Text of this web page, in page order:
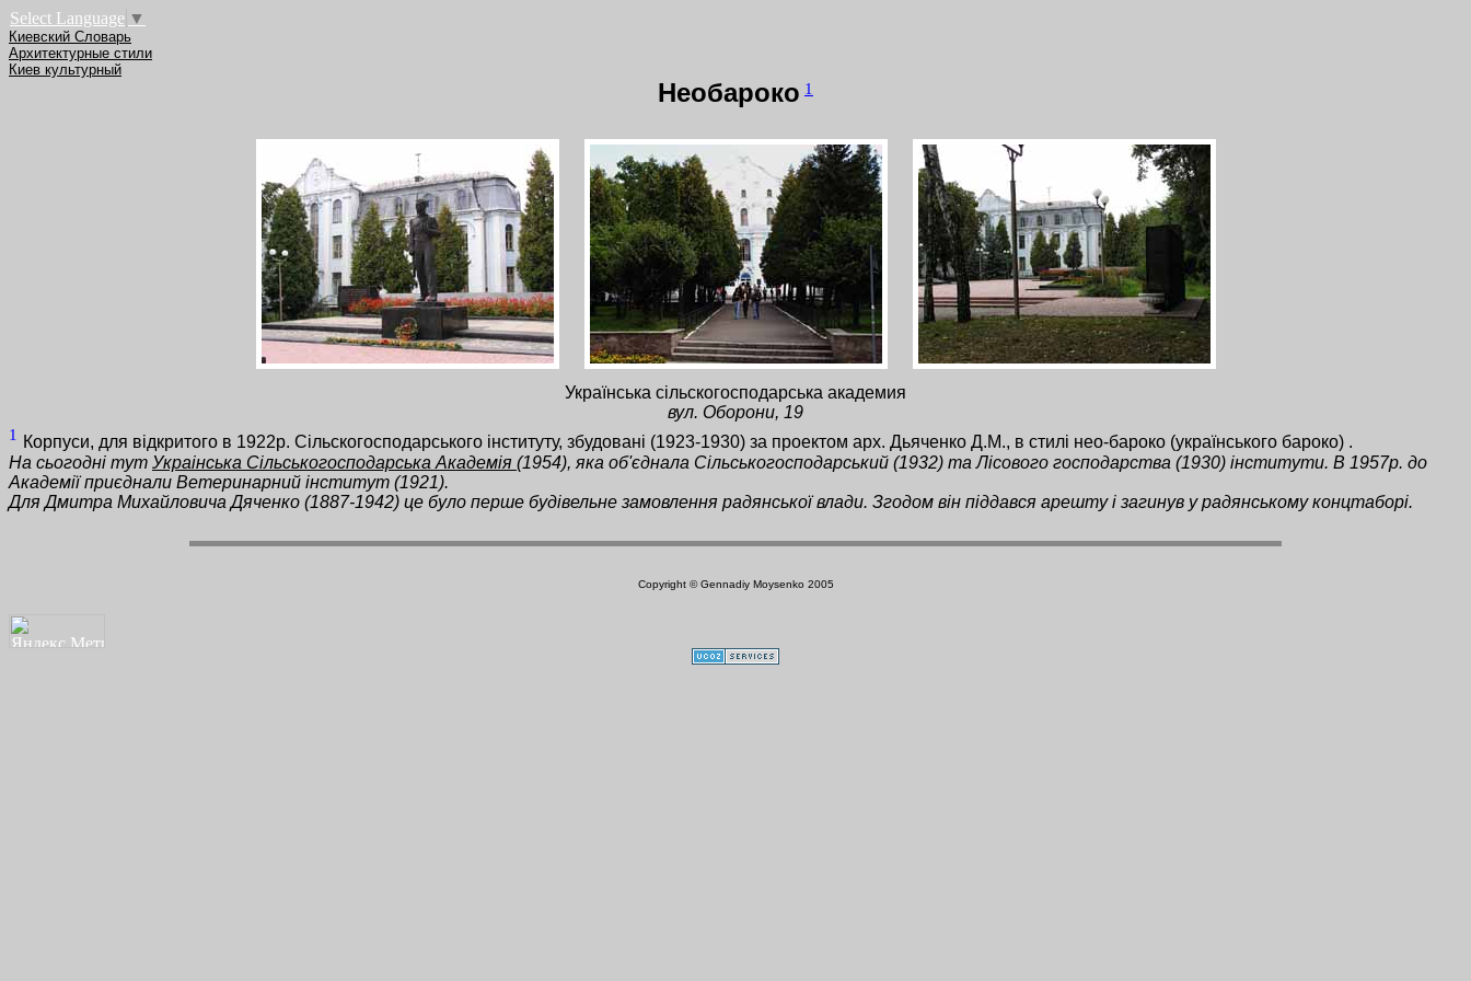
Select Language ▼
Киевский Словарь
Архитектурные стили
Киев культурный
Необароко 1
Українська сільскогосподарська академия
вул. Оборони, 19
1
Корпуси, для відкритого в 1922р. Сільскогосподарського інституту, збудовані (1923-1930) за проектом арх. Дьяченко Д.М., в стилі нео-бароко (українського бароко) .
На сьогодні тут Украінська Сільськогосподарська Академія (1954), яка об'єднала Сільськогосподарський (1932) та Лісового господарства (1930) інститути. В 1957р. до
Академії приєднали Ветеринарний інститут (1921).
Для Дмитра Михайловича Дяченко (1887-1942) це було перше будівельне замовлення радянської влади. Згодом він піддався арешту і загинув у радянському концтаборі.
Copyright © Gennadiy Moysenko 2005